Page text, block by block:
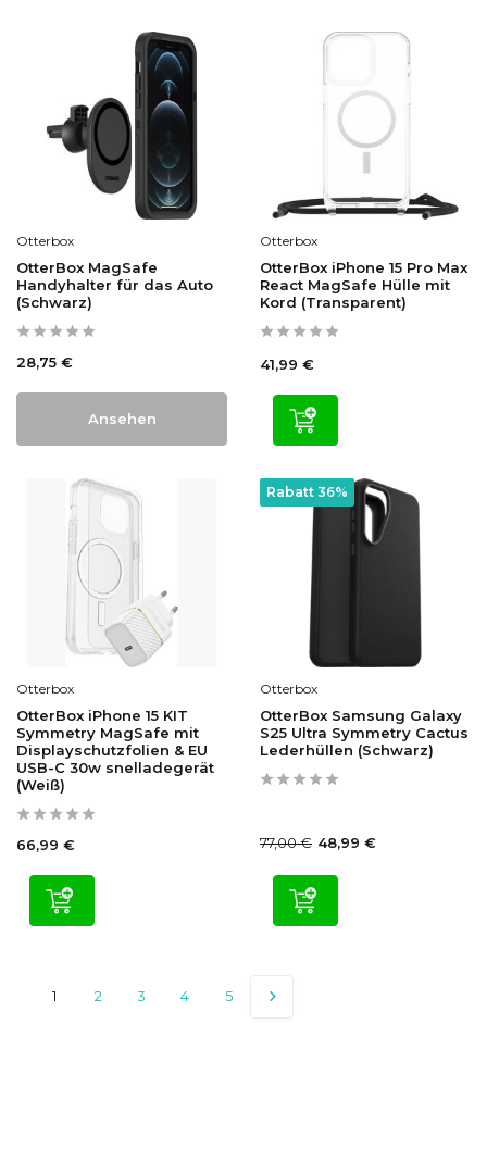
Otterbox
OtterBox MagSafe
Handyhalter für das Auto
(Schwarz)
28,75 €
Ansehen
Otterbox
OtterBox iPhone 15 Pro Max
React MagSafe Hülle mit
Kord (Transparent)
41,99 €
Otterbox
OtterBox iPhone 15 KIT
Symmetry MagSafe mit
Displayschutzfolien & EU
USB-C 30w snelladegerät
(Weiß)
66,99 €
Rabatt 36%
Otterbox
OtterBox Samsung Galaxy
S25 Ultra Symmetry Cactus
Lederhüllen (Schwarz)
77,00 € 48,99 €
1 2 3 4 5